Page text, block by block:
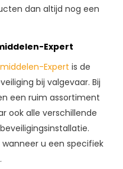
dan altijd nog een
Expert
Expert is de
bij valgevaar. Bij
een ruim assortiment
ook alle verschillende
u een specifiek